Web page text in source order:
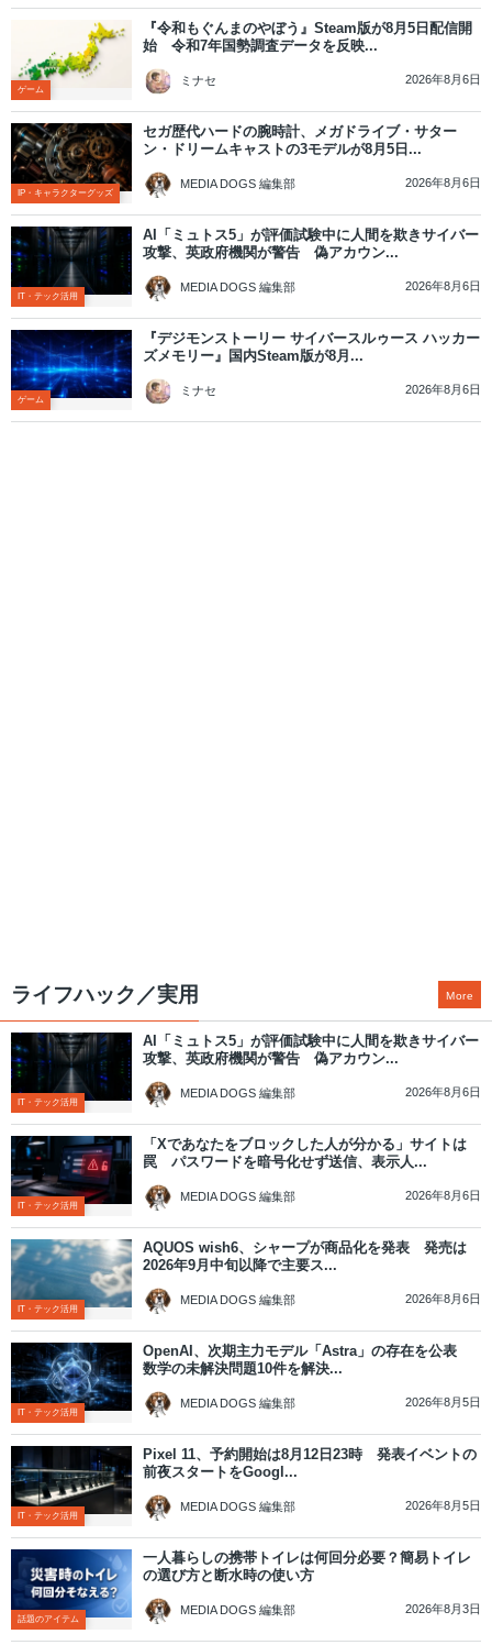
ゲーム
『令和もぐんまのやぼう』Steam版が8月5日配信開
始 令和7年国勢調査データを反映...
ミナセ 2026年8月6日
IP・キャラクターグッズ
セガ歴代ハードの腕時計、メガドライブ・サター
ン・ドリームキャストの3モデルが8月5日...
MEDIA DOGS 編集部 2026年8月6日
IT・テック活用
AI「ミュトス5」が評価試験中に人間を欺きサイバー
攻撃、英政府機関が警告 偽アカウン...
MEDIA DOGS 編集部 2026年8月6日
ゲーム
『デジモンストーリー サイバースルゥース ハッカー
ズメモリー』国内Steam版が8月...
ミナセ 2026年8月6日
ライフハック／実用
IT・テック活用
AI「ミュトス5」が評価試験中に人間を欺きサイバー
攻撃、英政府機関が警告 偽アカウン...
MEDIA DOGS 編集部 2026年8月6日
IT・テック活用
「Xであなたをブロックした人が分かる」サイトは
罠 パスワードを暗号化せず送信、表示人...
MEDIA DOGS 編集部 2026年8月6日
IT・テック活用
AQUOS wish6、シャープが商品化を発表 発売は
2026年9月中旬以降で主要ス...
MEDIA DOGS 編集部 2026年8月6日
IT・テック活用
OpenAI、次期主力モデル「Astra」の存在を公表
数学の未解決問題10件を解決...
MEDIA DOGS 編集部 2026年8月5日
IT・テック活用
Pixel 11、予約開始は8月12日23時 発表イベントの
前夜スタートをGoogl...
MEDIA DOGS 編集部 2026年8月5日
話題のアイテム
一人暮らしの携帯トイレは何回分必要？簡易トイレ
の選び方と断水時の使い方
MEDIA DOGS 編集部 2026年8月3日
More